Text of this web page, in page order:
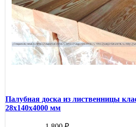
Палубная доска из лиственницы
28x140x4000 мм